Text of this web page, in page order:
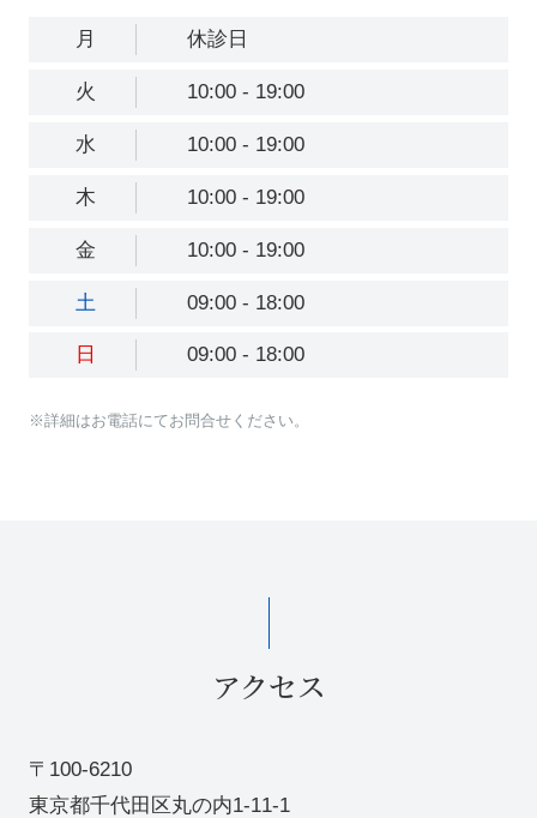
月 休診日
火 10:00 - 19:00
水 10:00 - 19:00
木 10:00 - 19:00
金 10:00 - 19:00
土 09:00 - 18:00
日 09:00 - 18:00
※詳細はお電話にてお問合せください。
アクセス
〒100-6210
東京都千代田区丸の内1-11-1